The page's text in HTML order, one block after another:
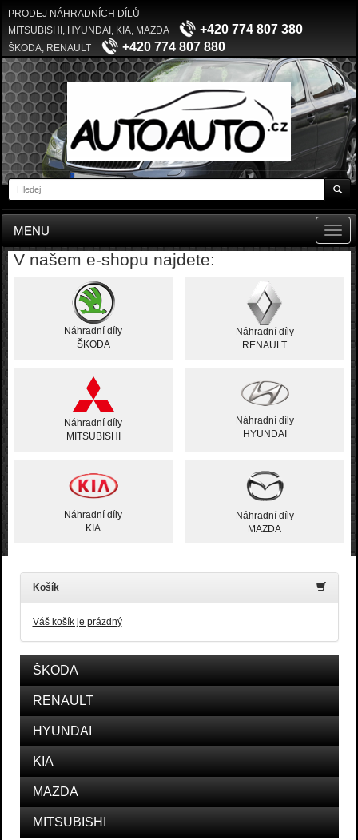
PRODEJ NÁHRADNÍCH DÍLŮ
MITSUBISHI, HYUNDAI, KIA, MAZDA
+420 774 807 380
ŠKODA, RENAULT +420 774 807 880
MENU
V našem e-shopu najdete:
Náhradní díly
ŠKODA
Náhradní díly
RENAULT
Náhradní díly
MITSUBISHI
Náhradní díly
HYUNDAI
Náhradní díly
KIA
Náhradní díly
MAZDA
Košík
Váš košík je prázdný
ŠKODA
RENAULT
HYUNDAI
KIA
MAZDA
MITSUBISHI